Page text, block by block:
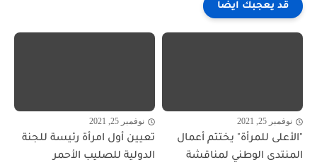
قد يعجبك ايضا
نوفمبر 25, 2021
"الأعلى للمرأة" يختتم أعمال
المنتدى الوطني لمناقشة
نوفمبر 25, 2021
تعيين أول امرأة رئيسة للجنة
الدولية للصليب الأحمر